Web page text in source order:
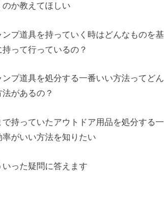
のか教えてほしい
ンプ道具を持っていく時はどんなものを基
持って行っているの？
ンプ道具を処分する一番いい方法ってどん
法があるの？
で持っていたアウトドア用品を処分する一
率がいい方法を知りたい
いった疑問に答えます